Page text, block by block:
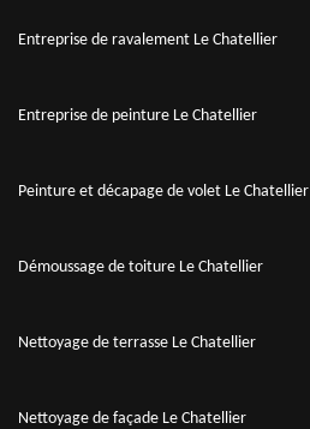
Entreprise de ravalement Le Chatellier
Entreprise de peinture Le Chatellier
Peinture et décapage de volet Le Chatellier
Démoussage de toiture Le Chatellier
Nettoyage de terrasse Le Chatellier
Nettoyage de façade Le Chatellier